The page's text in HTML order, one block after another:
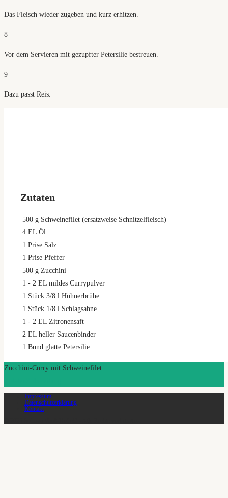
Das Fleisch wieder zugeben und kurz erhitzen.
8
Vor dem Servieren mit gezupfter Petersilie bestreuen.
9
Dazu passt Reis.
Zutaten
500 g Schweinefilet (ersatzweise Schnitzelfleisch)
4 EL Öl
1 Prise Salz
1 Prise Pfeffer
500 g Zucchini
1 - 2 EL mildes Currypulver
1 Stück 3/8 l Hühnerbrühe
1 Stück 1/8 l Schlagsahne
1 - 2 EL Zitronensaft
2 EL heller Saucenbinder
1 Bund glatte Petersilie
Zucchini-Curry mit Schweinefilet
Impressum
Datenschutzerklärung
Kontakt